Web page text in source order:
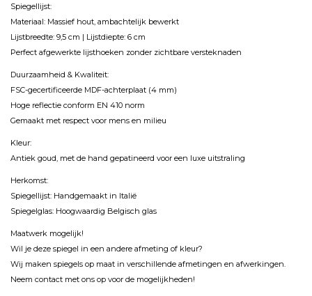
Spiegellijst:
Materiaal: Massief hout, ambachtelijk bewerkt
Lijstbreedte: 9,5 cm | Lijstdiepte: 6 cm
Perfect afgewerkte lijsthoeken zonder zichtbare versteknaden
Duurzaamheid & Kwaliteit:
FSC-gecertificeerde MDF-achterplaat (4 mm)
Hoge reflectie conform EN 410 norm
Gemaakt met respect voor mens en milieu
Kleur:
Antiek goud, met de hand gepatineerd voor een luxe uitstraling
Herkomst:
Spiegellijst: Handgemaakt in Italië
Spiegelglas: Hoogwaardig Belgisch glas
Maatwerk mogelijk!
Wil je deze spiegel in een andere afmeting of kleur?
Wij maken spiegels op maat in verschillende afmetingen en afwerkingen.
Neem contact met ons op voor de mogelijkheden!